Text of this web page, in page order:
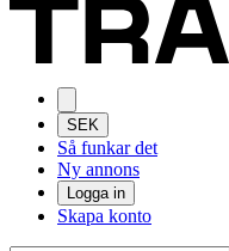
SEK
Så funkar det
Ny annons
Logga in
Skapa konto